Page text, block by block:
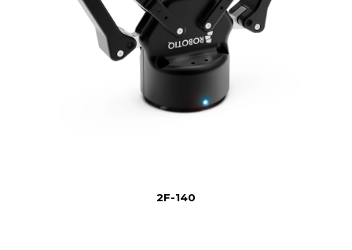
2F-140